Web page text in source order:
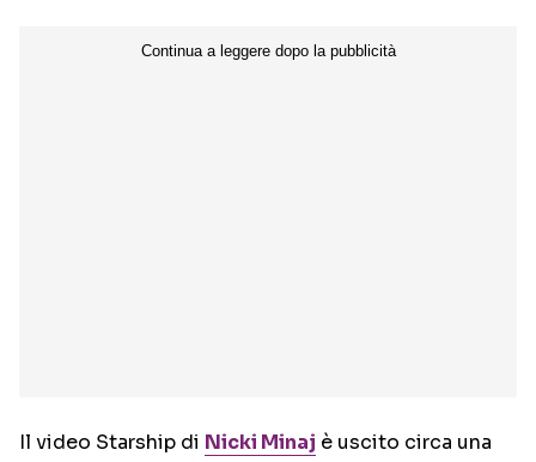
Il video Starship di Nicki Minaj è uscito circa una